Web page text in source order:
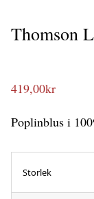
Thomson
419,00kr
Poplinblus i
Storlek